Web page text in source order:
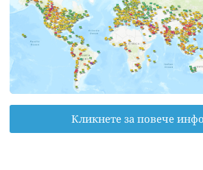
Кликнете за повече